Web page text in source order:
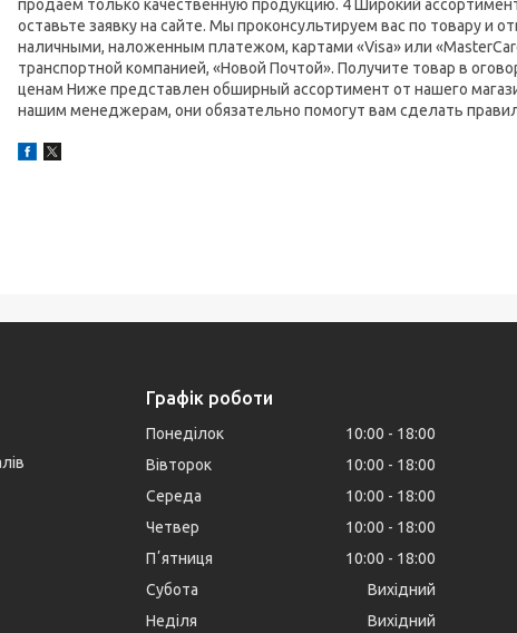
продаём только качественную продукцию. 4 Широкий
оставьте заявку на сайте. Мы проконсультируем вас по товару
наличными, наложенным платежом, картами «Visa» или
транспортной компанией, «Новой Почтой». Получите товар в
ценам Ниже представлен обширный ассортимент от нашего
нашим менеджерам, они обязательно помогут вам сделать
Графік роботи
Понеділок 10:00
18:00
Вівторок
10:00
18:00
Середа
10:00
18:00
Четвер
10:00
18:00
Пʼятниця
10:00
18:00
Субота
Вихідний
Неділя
Вихідний